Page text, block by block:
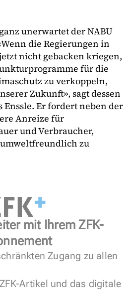
unerwartet der NABU
die Regierungen in
nicht gebacken kriegen,
für die
zu verkoppeln,
Zukunft», sagt dessen
Enssle. Er fordert neben der
Anreize für
und Verbraucher,
zu
mit Ihrem ZFK-
Zugang zu allen
Artikel und das digitale